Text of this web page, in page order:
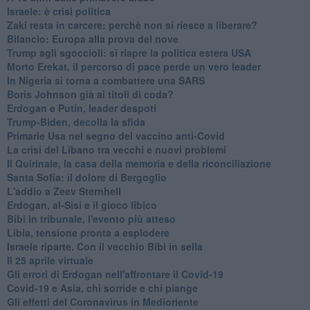
Israele: è crisi politica
Zaki resta in carcere: perchè non si riesce a liberare?
Bilancio: Europa alla prova del nove
Trump agli sgoccioli: si riapre la politica estera USA
Morto Erekat, il percorso di pace perde un vero leader
In Nigeria si torna a combattere una SARS
Boris Johnson già ai titoli di coda?
Erdogan e Putin, leader despoti
Trump-Biden, decolla la sfida
Primarie Usa nel segno del vaccino anti-Covid
La crisi del Libano tra vecchi e nuovi problemi
Il Quirinale, la casa della memoria e della riconciliazione
Santa Sofia: il dolore di Bergoglio
L'addio a ​Zeev Sternhell
Erdogan, al-Sisi e il gioco libico
Bibi in tribunale, l'evento più atteso
Libia, tensione pronta a esplodere
Israele riparte. Con il vecchio Bibi in sella
Il 25 aprile virtuale
Gli errori di Erdogan nell'affrontare il Covid-19
Covid-19 e Asia, chi sorride e chi piange
Gli effetti del Coronavirus in Medioriente